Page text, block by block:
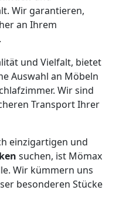
Wir garantieren,
an Ihrem
und Vielfalt, bietet
Auswahl an Möbeln
Wir sind
Transport Ihrer
einzigartigen und
suchen, ist Mömax
Wir kümmern uns
besonderen Stücke